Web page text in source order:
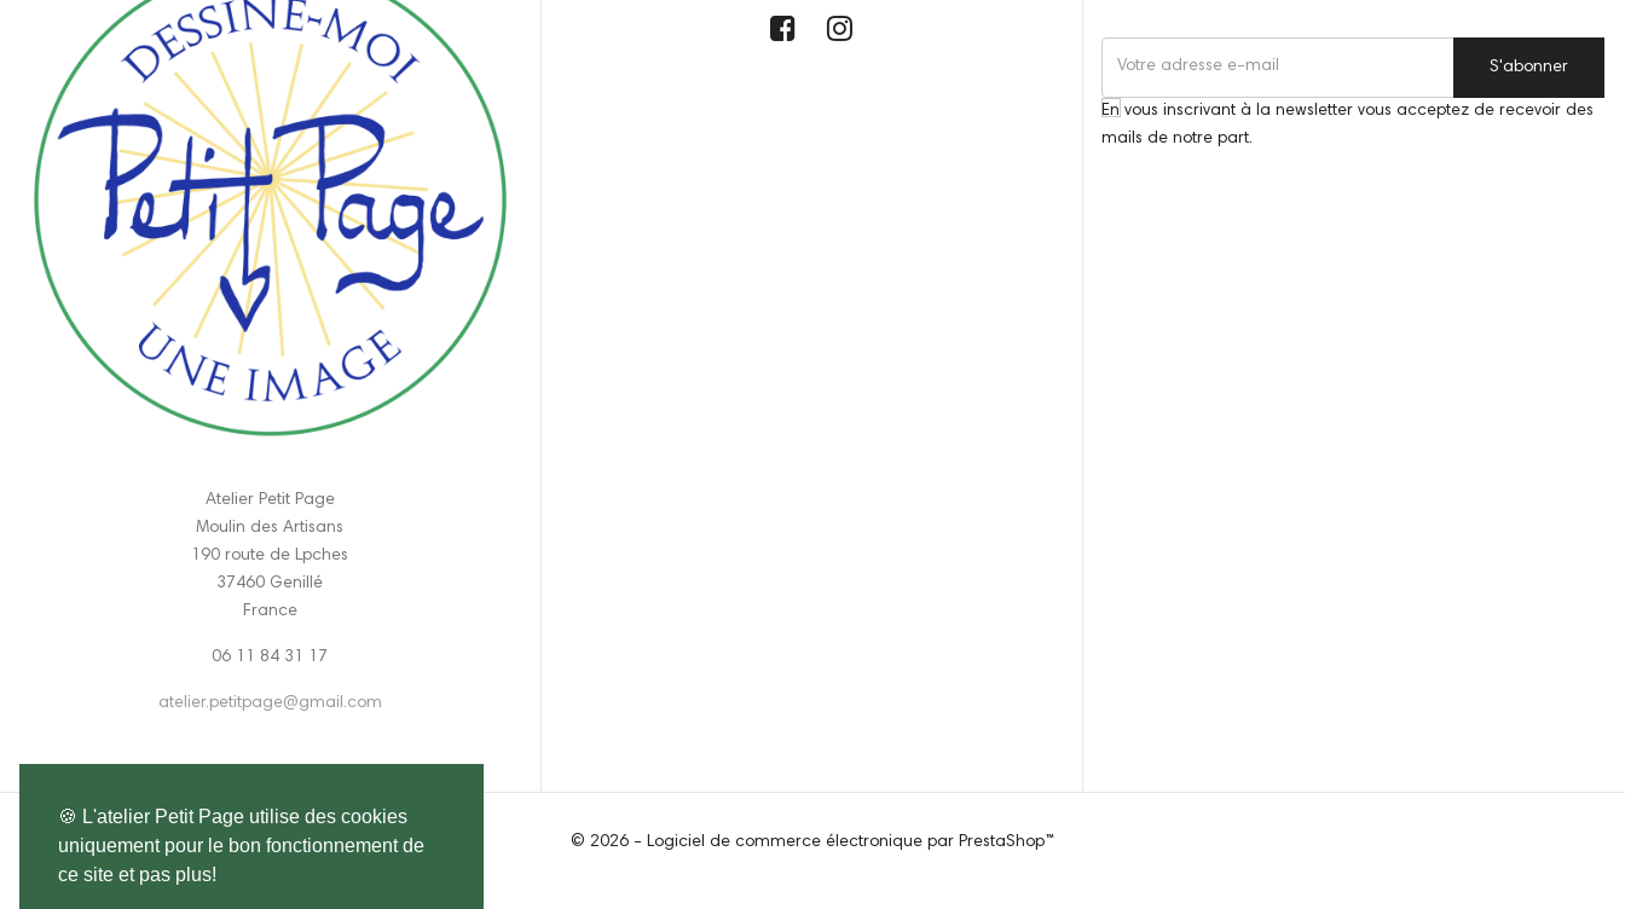
🍪 L'atelier Petit Page utilise des cookies
uniquement pour le bon fonctionnement de
ce site et pas plus!
Atelier Petit Page
Moulin des Artisans
190 route de Lpches
37460 Genillé
France
06 11 84 31 17
atelier.petitpage@gmail.com
S'abonner
En vous inscrivant à la newsletter vous acceptez de recevoir des
mails de notre part.
© 2026 - Logiciel de commerce électronique par PrestaShop™